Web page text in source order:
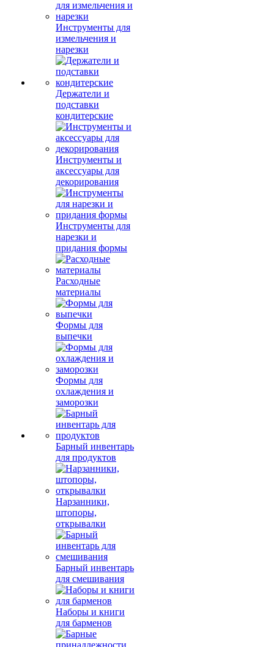
Инструменты для
измельчения и
нарезки
Держатели и
подставки
кондитерские
Инструменты и
аксессуары для
декорирования
Инструменты для
нарезки и
придания формы
Расходные
материалы
Формы для
выпечки
Формы для
охлаждения и
заморозки
Барный инвентарь
для продуктов
Нарзанники,
штопоры,
открывалки
Барный инвентарь
для смешивания
Наборы и книги
для барменов